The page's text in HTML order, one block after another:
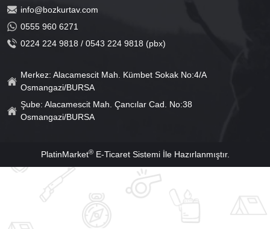
info@bozkurtav.com
0555 960 6271
0224 224 9818 / 0543 224 9818 (pbx)
Merkez: Alacamescit Mah. Kümbet Sokak No:4/A
Osmangazi/BURSA
Şube: Alacamescit Mah. Çancılar Cad. No:38
Osmangazi/BURSA
PlatinMarket®E-Ticaret Sistemiİle Hazırlanmıştır.